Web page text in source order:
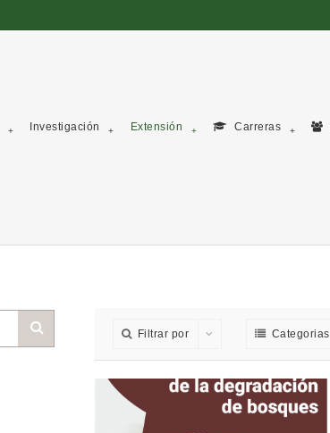
Investigación Extensión Carreras
Filtrar por Categorias